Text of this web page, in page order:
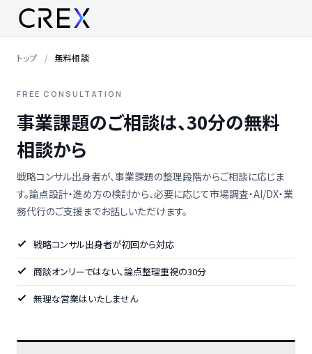
トップ 無料相談
FREE CONSULTATION
事業課題のご相談は、30分の無料
相談から
戦略コンサル出身者が、事業課題の整理段階からご相談に応じま
す。論点設計・進め方の検討から、必要に応じて市場調査・AI/DX・業
務代行のご支援までお話しいただけます。
戦略コンサル出身者が初回から対応
商談オンリーではない、論点整理重視の30分
無理な営業はいたしません